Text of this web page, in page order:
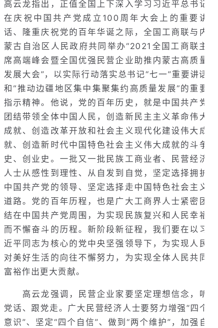
高云龙指出，正值全国上下深入学习习近平总书记
在庆祝中国共产党成立100周年大会上的重要讲
话、隆重庆祝党的百年华诞之际，全国工商联与内
蒙古自治区人民政府共同举办“2021全国工商联主
席高端峰会暨全国优强民营企业助推内蒙古高质量
发展大会”，以实际行动落实总书记“七一”重要讲话
和“推动边疆地区集中集聚集约高质量发展”的重要
指示精神。他说，党的百年历史，就是中国共产党
团结带领全体中国人民，创造新民主主义革命伟大
成就、创造改革开放和社会主义现代化建设伟大成
就、创造新时代中国特色社会主义伟大成就的斗争
史、创业史。一批又一批民族工商业者、民营经济
人士从感性到理性、从自发到自觉，坚定选择拥护
中国共产党的领导、坚定选择走中国特色社会主义
道路。党的百年历程，也是广大工商界人士紧密团
结在中国共产党周围，为实现民族复兴和人民幸福
而不懈奋斗的历程。新阶段新征程，我们要在以习
近平同志为核心的党中央坚强领导下，为实现人民
对美好生活的向往不懈努力，为实现全体人民共同
富裕作出更大贡献。
高云龙强调，民营企业家要坚定理想信念，听
党话、跟党走。广大民营经济人士要努力增强“四个
意识”、坚定“四个自信”、做到“两个维护”，加强自